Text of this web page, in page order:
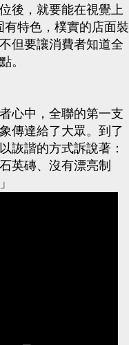
後，就要能在視覺上
特色，樸實的店面裝
但要讓消費者知道全
。
心中，全聯的第一支
傳達給了大眾。到了
詼諧的方式訴說著：
英磚、沒有漂亮制